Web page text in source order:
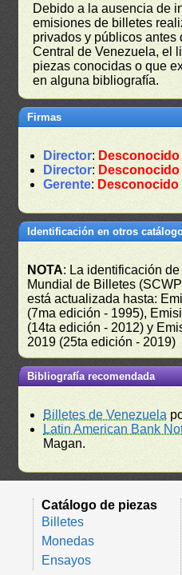
Debido a la ausencia de
emisiones de billetes
privados y públicos
Central de Venezuela, el
piezas conocidas o que
en alguna bibliografía.
Firmas
Director: Desconocido
Director: Desconocido
Gerente: Desconocido
Identificación en otros
NOTA: La identificación
Mundial de Billetes
está actualizada hasta:
(7ma edición - 1995),
(14ta edición - 2012) y
2019 (25ta edición - 2019)
Bibliografía recomendada
Billetes de Venezuela
Latin American Bank
Magan.
Catálogo de piezas
Billetes
Monedas
Ensayos